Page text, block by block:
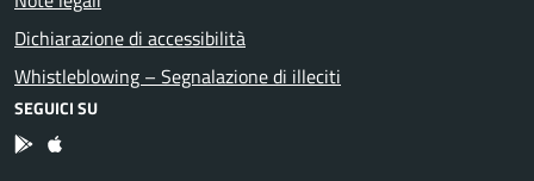
Dichiarazione di accessibilità
Whistleblowing – Segnalazione di illeciti
SEGUICI SU
App Android
App IOS